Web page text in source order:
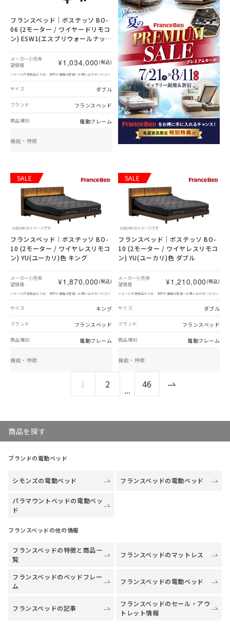
フランスベッド｜ボステッソ BO-
06 (2モーター / ワイヤードリモコ
ン) ESW1(エスプリウォールナッ
メーカー小売希
望価格
¥1,034,000 (税込)
※セール対象商品のため、実際の価格は店舗へお問い合わせください
サイズ ダブル
ブランド フランスベッド
商品種別 電動フレーム
機能・特徴
SALE
フランスベッド｜ボステッソ BO-
10 (2モーター / ワイヤレスリモコ
ン) YU(ユーカリ)色 キング
メーカー小売希
望価格
¥1,870,000 (税込)
※セール対象商品のため、実際の価格は店舗へお問い合わせください
サイズ キング
ブランド フランスベッド
商品種別 電動フレーム
機能・特徴
SALE
フランスベッド｜ボステッソ BO-
10 (2モーター / ワイヤレスリモコ
ン) YU(ユーカリ)色 ダブル
メーカー小売希
望価格
¥1,210,000 (税込)
※セール対象商品のため、実際の価格は店舗へお問い合わせください
サイズ ダブル
ブランド フランスベッド
商品種別 電動フレーム
機能・特徴
1 2 ... 46
商品を探す
ブランドの電動ベッド
シモンズの電動ベッド フランスベッドの電動ベッド
パラマウントベッドの電動ベッ
ド
フランスベッドの他の情報
フランスベッドの特徴と商品一
覧
フランスベッドのマットレス
フランスベッドのベッドフレー
ム
フランスベッドの電動ベッド
フランスベッドの記事
フランスベッドのセール・アウ
トレット情報